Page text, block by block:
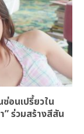
อนเปรี้ยวใน
ร่วมสร้างสีสัน